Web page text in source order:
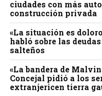
ciudades con más
construcción privada
«La situación es
habló sobre las
salteños
«La bandera de
Concejal pidió a los
extranjericen tierra